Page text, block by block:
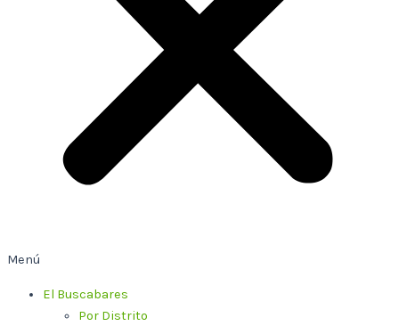
Menú
El Buscabares
Por Distrito